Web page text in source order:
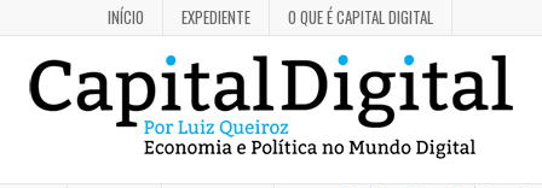
INÍCIO EXPEDIENTE O QUE É CAPITAL DIGITAL